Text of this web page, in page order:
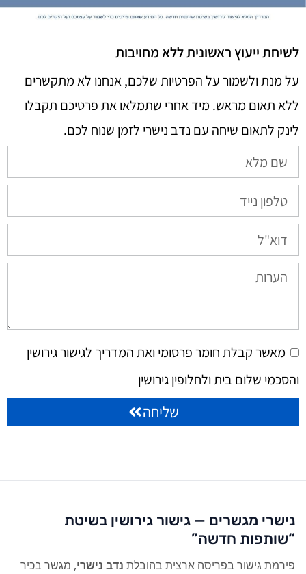
לשיחת ייעוץ ראשונית ללא מחויבות
על מנת ולשמור על הפרטיות שלכם, אנחנו לא מתקשרים
ללא תאום מראש. מיד אחרי שתמלאו את פרטיכם תקבלו
לינק לתאום שיחה עם נדב נישרי לזמן שנוח לכם.​
מאשר קבלת חומר פרסומי ואת המדריך לגישור גירושין
והסכמי שלום בית ולחלופין גירושין
שליחה
נישרי מגשרים — גישור גירושין בשיטת
“שותפות חדשה”
פירמת גישור בפריסה ארצית בהובלת נדב נישרי, מגשר בכיר